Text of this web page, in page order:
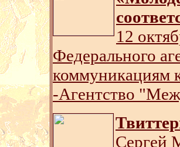
12
Федерального
коммуникациям
-Агентство
Сергей